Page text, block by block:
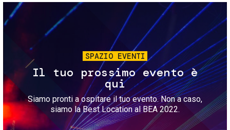
Immagine
SPAZIO EVENTI
Il tuo prossimo evento è
qui
Siamo pronti a ospitare il tuo evento. Non a caso,
siamo la Best Location al BEA 2022.